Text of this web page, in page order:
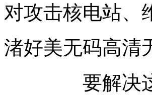
对攻击核电站、
渚好美无码高
要解决这一